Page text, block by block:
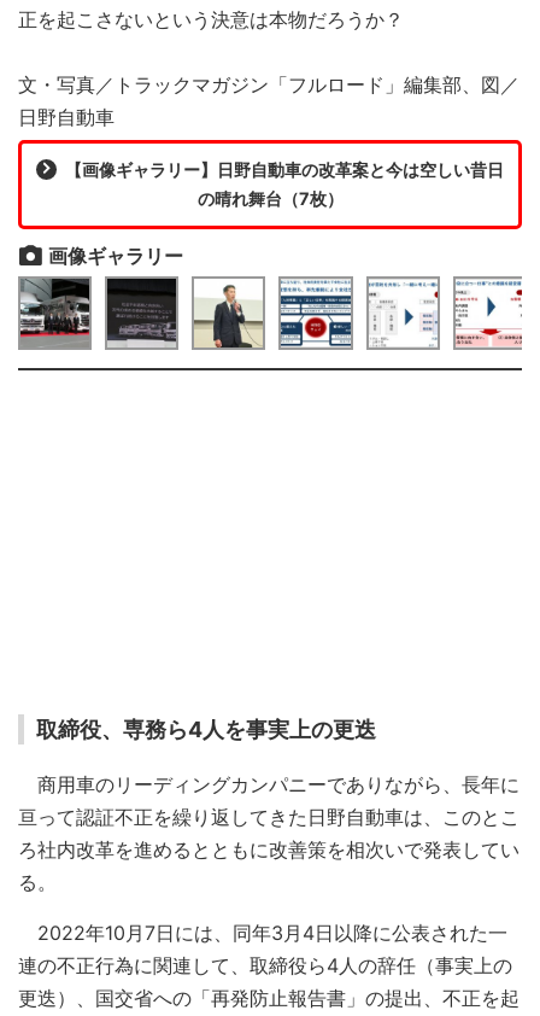
正を起こさないという決意は本物だろうか？
文・写真／トラックマガジン「フルロード」編集部、図／
日野自動車
【画像ギャラリー】日野自動車の改革案と今は空しい昔日
の晴れ舞台（7枚）
画像ギャラリー
取締役、専務ら4人を事実上の更迭
商用車のリーディングカンパニーでありながら、長年に
亘って認証不正を繰り返してきた日野自動車は、このとこ
ろ社内改革を進めるとともに改善策を相次いで発表してい
る。
2022年10月7日には、同年3月4日以降に公表された一
連の不正行為に関連して、取締役ら4人の辞任（事実上の
更迭）、国交省への「再発防止報告書」の提出、不正を起